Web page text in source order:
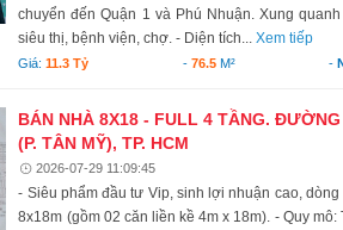
chuyển đến Quận 1 và Phú Nhuận. Xung
siêu thị, bệnh viện, chợ. - Diện tích...Xem tiếp
Giá:11.3 Tỷ - 76.5M² -
BÁN NHÀ 8X18 - FULL 4 TẦNG. ĐƯỜNG
(P. TÂN MỸ), TP. HCM
2026-07-29 11:09:45
- Siêu phẩm đầu tư Vip, sinh lợi nhuận cao,
8x18m (gồm 02 căn liền kề 4m x 18m). - Quy